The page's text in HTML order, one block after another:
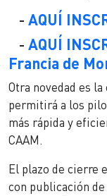
- AQUÍ
- AQUÍ
Francia de
Otra novedad es
permitirá a los
más rápida y
CAAM.
El plazo de cierre
con publicación